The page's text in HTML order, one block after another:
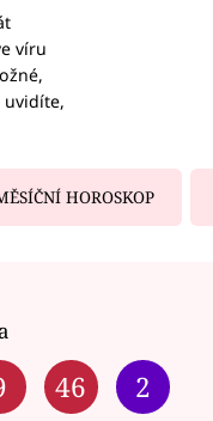
víru
uvidíte,
HOROSKOP
46 2